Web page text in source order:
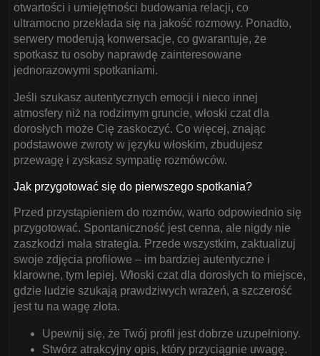
otwartości i umiejętności budowania relacji, co
ultramocno przekłada się na jakość rozmowy. Ponadto,
serwery moderują konwersacje, co gwarantuje, że
spotkasz tu osoby naprawdę zainteresowane
jednorazowymi spotkaniami.
Jeśli szukasz autentycznych emocji i nieco innej
atmosfery niż na rodzimym gruncie, włoski czat dla
dorosłych może Cię zaskoczyć. Co więcej, znając
podstawowe zwroty w języku włoskim, zbudujesz
przewagę i zyskasz sympatię rozmówców.
Jak przygotować się do pierwszego spotkania?
Przed przystąpieniem do rozmów, warto odpowiednio się
przygotować. Spontaniczność jest cenna, ale nigdy nie
zaszkodzi mała strategia. Przede wszystkim, zaktualizuj
swoje zdjęcia profilowe – im bardziej autentyczne i
klarowne, tym lepiej. Włoski czat dla dorosłych to miejsce,
gdzie ludzie szukają prawdziwych wrażeń, a szczerość
jest tu na wagę złota.
Upewnij się, że Twój profil jest dobrze uzupełniony.
Stwórz atrakcyjny opis, który przyciągnie uwagę.